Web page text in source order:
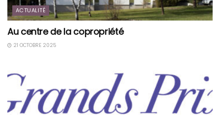
ACTUALITÉ
Au centre de la copropriété
21 OCTOBRE 2025